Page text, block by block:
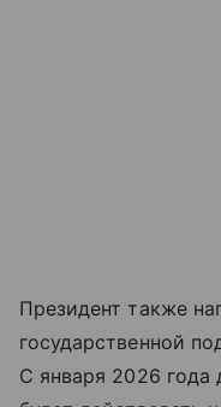
Президент также
государственной
С января 2026 года